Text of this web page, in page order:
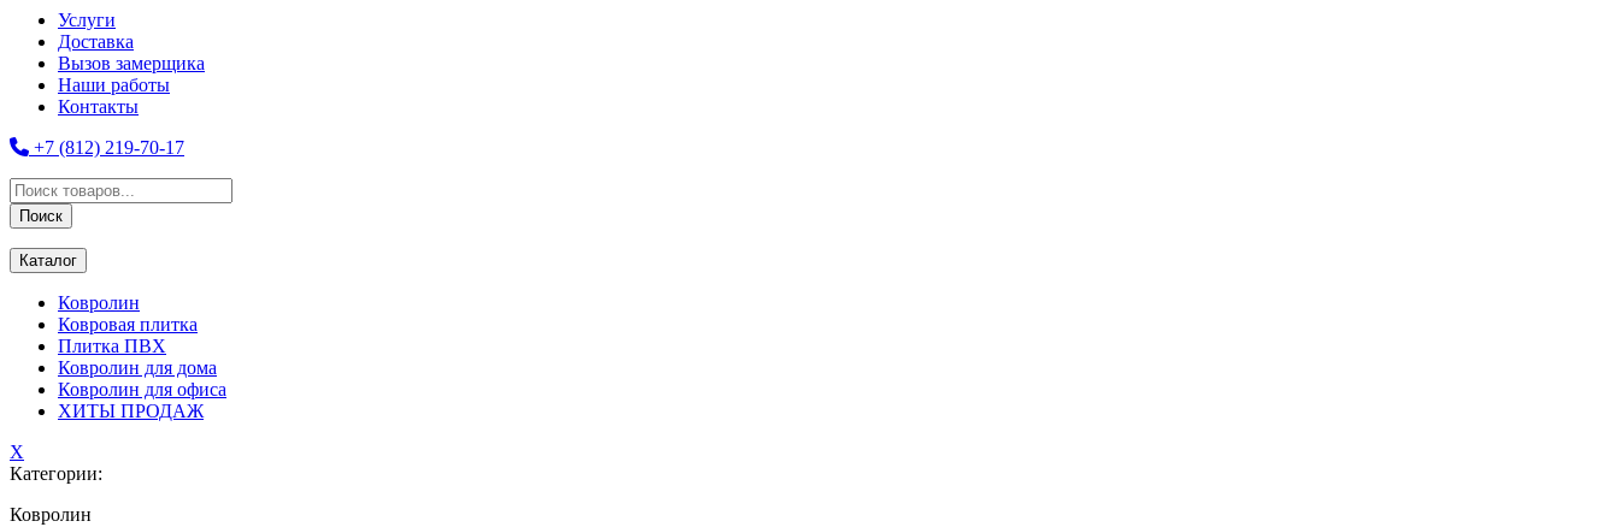
Услуги
Доставка
Вызов замерщика
Наши работы
Контакты
+7 (812) 219-70-17
Поиск
товаров
Поиск
Каталог
Ковролин
Ковровая плитка
Плитка ПВХ
Ковролин для дома
Ковролин для офиса
ХИТЫ ПРОДАЖ
X
Категории:
Ковролин